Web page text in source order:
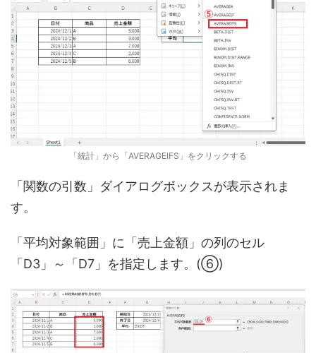
「統計」から「AVERAGEIFS」をクリックする
「関数の引数」ダイアログボックスが表示されま
す。
「平均対象範囲」に「売上金額」の列のセル
「D3」～「D7」を指定します。(⑥)